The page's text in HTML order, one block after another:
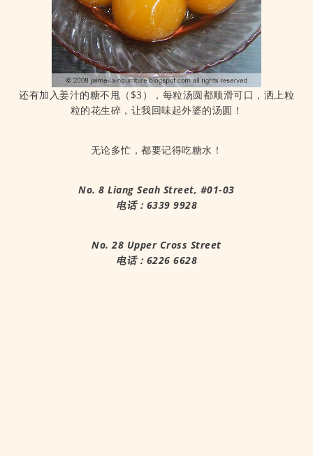
还有加入姜汁的糖不甩（$3），每粒汤圆都顺滑可口，洒上粒
粒的花生碎，让我回味起外婆的汤圆！
无论多忙，都要记得吃糖水！
No. 8 Liang Seah Street, #01-03
电话：6339 9928
No. 28 Upper Cross Street
电话：6226 6628